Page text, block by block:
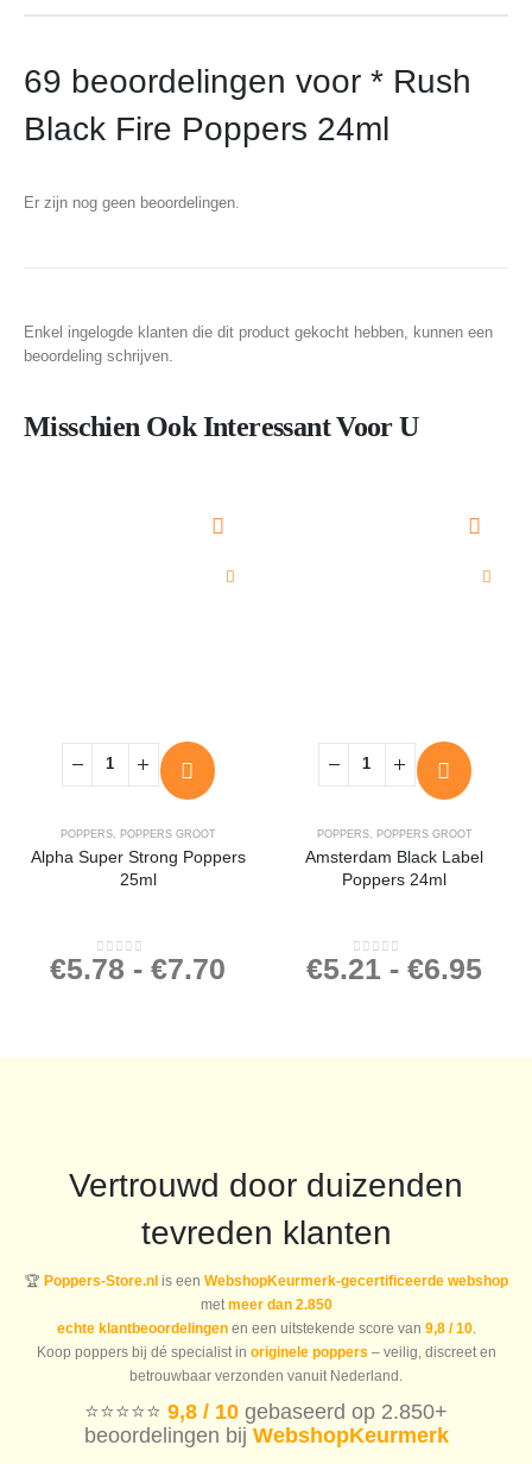
69 beoordelingen voor * Rush
Black Fire Poppers 24ml
Er zijn nog geen beoordelingen.
Enkel ingelogde klanten die dit product gekocht hebben, kunnen een
beoordeling schrijven.
Misschien Ook Interessant Voor U
POPPERS, POPPERS GROOT
Alpha Super Strong Poppers
25ml
0out of 5
€5.78 - €7.70
POPPERS, POPPERS GROOT
Amsterdam Black Label
Poppers 24ml
0out of 5
€5.21 - €6.95
Vertrouwd door duizenden
tevreden klanten
🏆 Poppers-Store.nlis een WebshopKeurmerk-gecertificeerde webshop
met meer dan 2.850
echte klantbeoordelingenen een uitstekende score van 9,8 / 10.
Koop poppers bij dé specialist in originele poppers – veilig, discreet en
betrouwbaar verzonden vanuit Nederland.
⭐️⭐️⭐️⭐️⭐️ 9,8 / 10 gebaseerd op 2.850+
beoordelingen bij WebshopKeurmerk